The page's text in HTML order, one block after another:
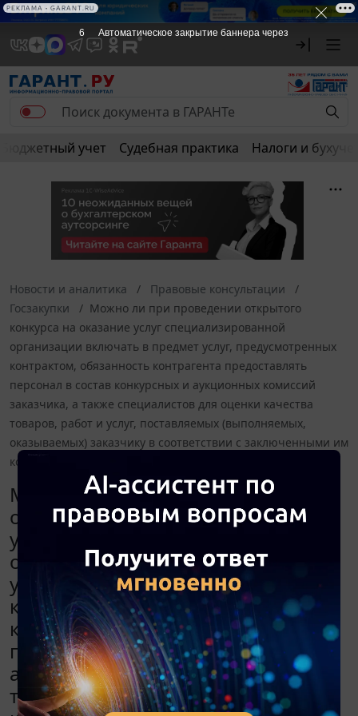
Бюджетный учет Судебная практика Налоги и
Новости и аналитика
Правовые консультации
Госзакупки
Можно ли при проведении открытого
конкурса на оказание услуг специализированной
организации включать в предмет услуг, предусмотренных
контрактом, обязанность контрагента предоставлять
персонал в состав конкурсных и аукционных комиссий
заказчика, а также специалистов для оценки качества
товаров, работ и услуг, поставляемых (выполняемых,
оказываемых) заказчику в соответствии с заключенными им
контрактами?
Можно ли при проведении
открытого конкурса на оказание
услуг специализированной
организации включать в предмет
услуг, предусмотренных
контрактом, обязанность
контрагента предоставлять
персонал в состав конкурсных и
аукционных комиссий заказчика, а
также специалистов для оценки
6 Автоматическое закрытие баннера через
РЕКЛАМА • GARANT.RU